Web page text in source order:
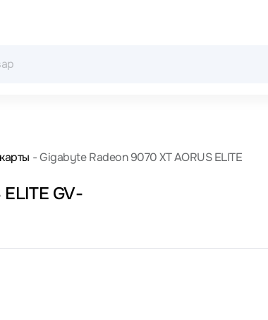
Gigabyte Radeon 9070 XT AORUS ELITE
GV-